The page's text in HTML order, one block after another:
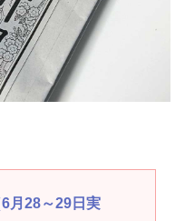
月28～29日実